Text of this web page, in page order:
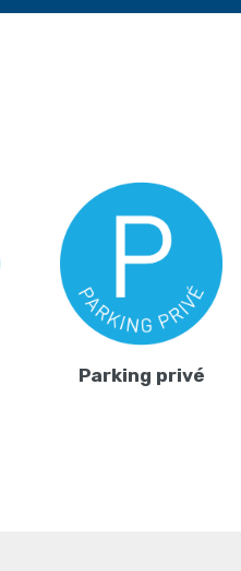
Parking privé